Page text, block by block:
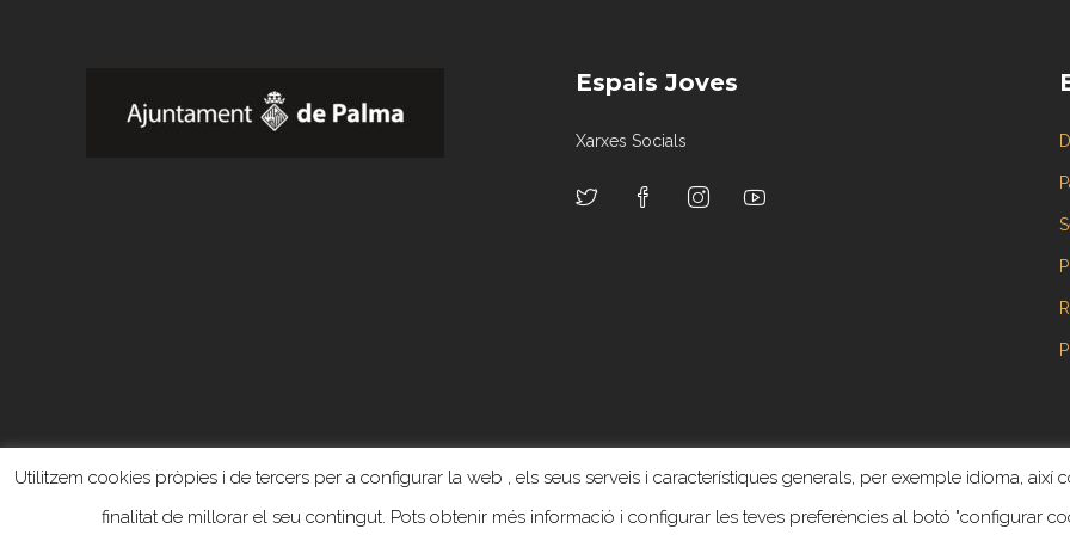
Espais Joves
Xarxes Socials
Tots els drets reservats ©. Web creada y administrada por
Utilitzem cookies pròpies i de tercers per a configurar la web , els seus serveis i característiques generals, per exemple idioma,
finalitat de millorar el seu contingut. Pots obtenir més informació i configurar les teves preferències al botó "configurar